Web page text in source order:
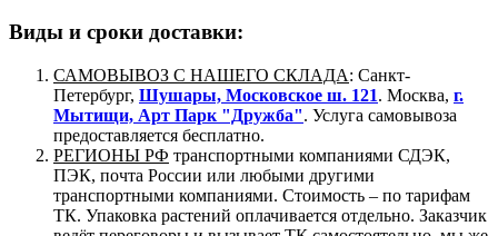
Виды и сроки доставки:
САМОВЫВОЗ С НАШЕГО СКЛАДА: Санкт-
Петербург, Шушары, Московское ш. 121. Москва, г.
Мытищи, Арт Парк "Дружба". Услуга самовывоза
предоставляется бесплатно.
РЕГИОНЫ РФ транспортными компаниями СДЭК,
ПЭК, почта России или любыми другими
транспортными компаниями. Стоимость – по тарифам
ТК. Упаковка растений оплачивается отдельно. Заказчик